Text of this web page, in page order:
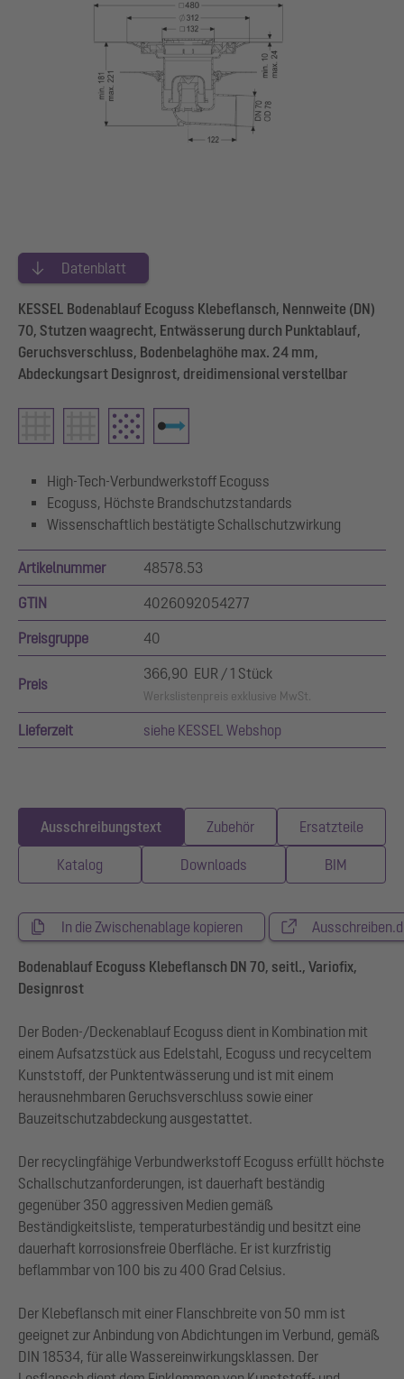
Datenblatt
KESSEL Bodenablauf Ecoguss Klebeflansch, Nennweite (DN)
70, Stutzen waagrecht, Entwässerung durch Punktablauf,
Geruchsverschluss, Bodenbelaghöhe max. 24 mm,
Abdeckungsart Designrost, dreidimensional verstellbar
High-Tech-Verbundwerkstoff Ecoguss
Ecoguss, Höchste Brandschutzstandards
Wissenschaftlich bestätigte Schallschutzwirkung
Artikelnummer 48578.53
GTIN 4026092054277
Preisgruppe 40
Preis
366,90 EUR / 1 Stück
Werkslistenpreis exklusive MwSt.
Lieferzeit siehe KESSEL Webshop
Ausschreibungstext Zubehör Ersatzteile
Katalog Downloads BIM
In die Zwischenablage kopieren
Bodenablauf Ecoguss Klebeflansch DN 70, seitl., Variofix,
Designrost
Der Boden-/Deckenablauf Ecoguss dient in Kombination mit
einem Aufsatzstück aus Edelstahl, Ecoguss und recyceltem
Kunststoff, der Punktentwässerung und ist mit einem
herausnehmbaren Geruchsverschluss sowie einer
Bauzeitschutzabdeckung ausgestattet.
Der recyclingfähige Verbundwerkstoff Ecoguss erfüllt höchste
Schallschutzanforderungen, ist dauerhaft beständig
gegenüber 350 aggressiven Medien gemäß
Beständigkeitsliste, temperaturbeständig und besitzt eine
dauerhaft korrosionsfreie Oberfläche. Er ist kurzfristig
beflammbar von 100 bis zu 400 Grad Celsius.
Der Klebeflansch mit einer Flanschbreite von 50 mm ist
geeignet zur Anbindung von Abdichtungen im Verbund, gemäß
DIN 18534, für alle Wassereinwirkungsklassen. Der